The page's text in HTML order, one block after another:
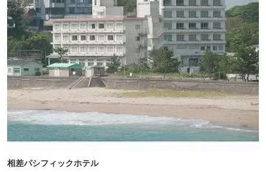
相差パシフィックホテル